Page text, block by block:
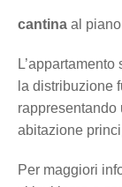
cantina al
la distribuzione
abitazione
Per maggiori